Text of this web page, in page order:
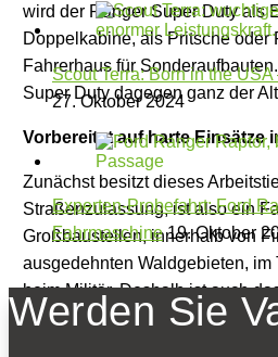
wird der Ranger Super Duty als
Doppelkabine, als Pritsche oder
Fahrerhaus für
Super Duty dagegen ganz der
Vorbereitet auf harte Einsätze
Zunächst besitzt dieses
Straßenzulassung, ist also ein
Großbaustellen, innerhalb von
ausgedehnten Waldgebieten, im
beim Militär. Deshalb ist auch
von 130 Litern von Vorteil. Für
Scout Terra: Born in the
27. Oktober 2024
Experten-Probefahrt: Ford
Fahrmaschine19. Oktober
Werden Sie